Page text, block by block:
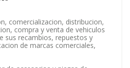
comercializacion, distribucion,
compra y venta de vehiculos
sus recambios, repuestos y
de marcas comerciales,